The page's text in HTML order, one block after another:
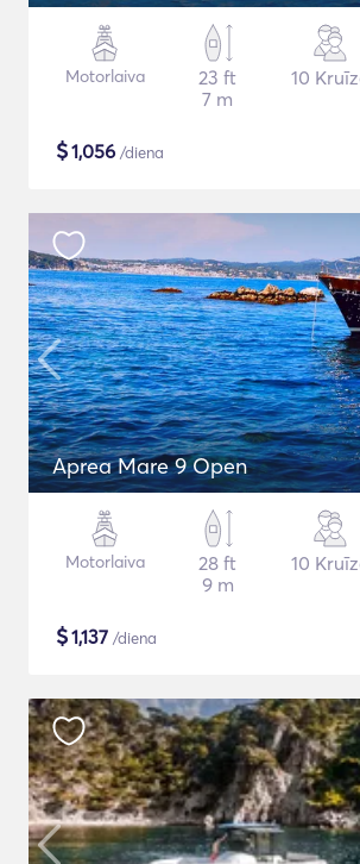
Motorlaiva
23 ft
7 m
10
$1,056 /diena
Aprea Mare 9 Open
Motorlaiva
28 ft
9 m
10
$1,137 /diena